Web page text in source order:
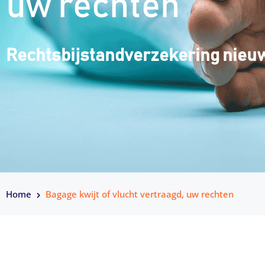
Rechtsbijstandverzekering
Home Bagage kwijt of vlucht vertraagd, uw rechten